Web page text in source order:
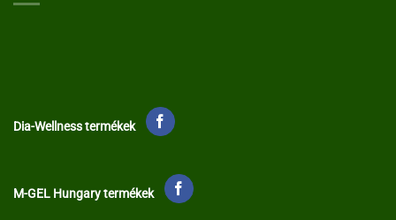
Dia-Wellness termékek
M-GEL Hungary termékek